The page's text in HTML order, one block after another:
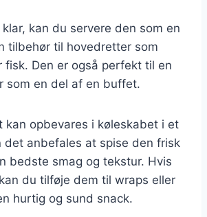
kan du servere den som en
tilbehør til hovedretter som
fisk. Den er også perfekt til en
som en del af en buffet.
kan opbevares i køleskabet i et
det anbefales at spise den frisk
bedste smag og tekstur. Hvis
du tilføje dem til wraps eller
hurtig og sund snack.